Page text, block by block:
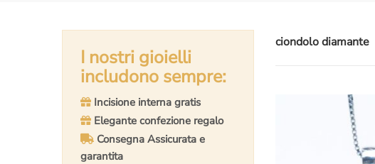
ciondolo diamante
I nostri gioielli
includono sempre:
Incisione interna gratis
Elegante confezione regalo
Consegna Assicurata e
garantita